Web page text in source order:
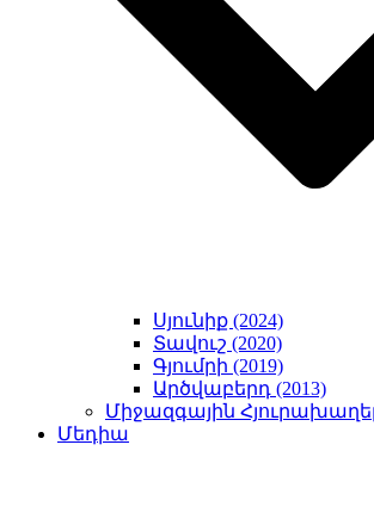
Սյունիք (2024)
Տավուշ (2020)
Գյումրի (2019)
Արծվաբերդ (2013)
Միջազգային
Մեդիա